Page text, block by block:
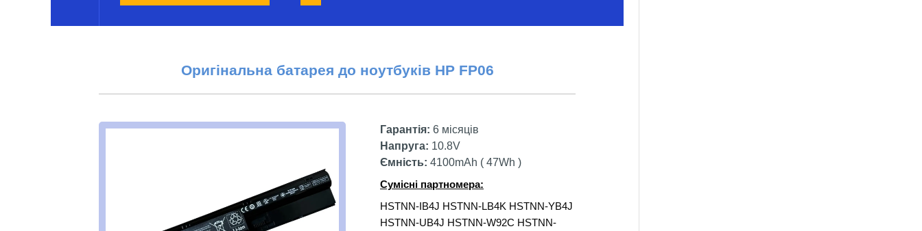
Оригінальна батарея до ноутбуків HP FP06
Гарантія: 6 місяців
Напруга: 10.8V
Ємність: 4100mAh ( 47Wh )
Сумісні партномера:
HSTNN-IB4J HSTNN-LB4K HSTNN-YB4J
HSTNN-UB4J HSTNN-W92C HSTNN-